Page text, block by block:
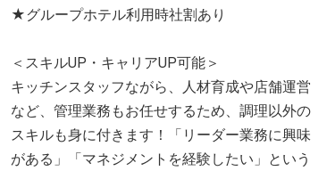
★グループホテル利用時社割あり
＜スキルUP・キャリアUP可能＞
キッチンスタッフながら、人材育成や店舗運営
など、管理業務もお任せするため、調理以外の
スキルも身に付きます！「リーダー業務に興味
がある」「マネジメントを経験したい」という